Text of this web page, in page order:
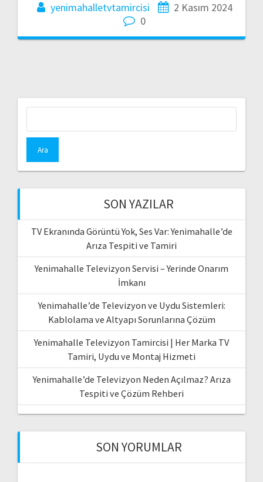
yenimahalletvtamircisi
2 Kasım 2024
0
SON YAZILAR
TV Ekranında Görüntü Yok, Ses Var: Yenimahalle’de
Arıza Tespiti ve Tamiri
Yenimahalle Televizyon Servisi – Yerinde Onarım
İmkanı
Yenimahalle’de Televizyon ve Uydu Sistemleri:
Kablolama ve Altyapı Sorunlarına Çözüm
Yenimahalle Televizyon Tamircisi | Her Marka TV
Tamiri, Uydu ve Montaj Hizmeti
Yenimahalle’de Televizyon Neden Açılmaz? Arıza
Tespiti ve Çözüm Rehberi
SON YORUMLAR